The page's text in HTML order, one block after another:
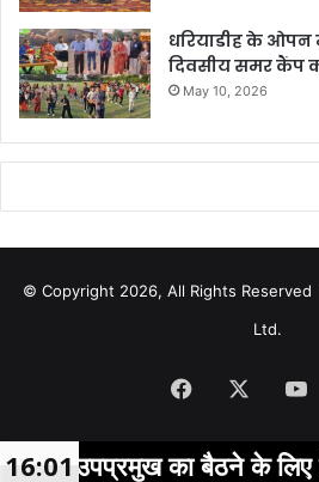
धरियाडीह के ओपन
दिवसीय समर कैंप
May 10, 2026
© Copyright 2026, All Rights
Ltd.
Facebook
में उपप्रमुख का बैठने के लिए दिये
16:01